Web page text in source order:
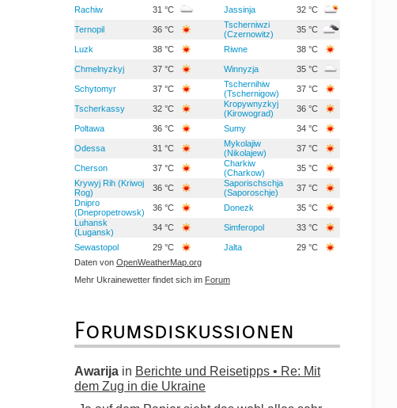
Rachiw 31 °C Jassinja 32 °C
Ternopil 36 °C
Tscherniwzi
(Czernowitz)
35 °C
Luzk 38 °C Riwne 38 °C
Chmelnyzkyj 37 °C Winnyzja 35 °C
Schytomyr 37 °C
Tschernihiw
(Tschernigow)
37 °C
Tscherkassy 32 °C
Kropywnyzkyj
(Kirowograd)
36 °C
Poltawa 36 °C Sumy 34 °C
Odessa 31 °C
Mykolajiw
(Nikolajew)
37 °C
Cherson 37 °C
Charkiw
(Charkow)
35 °C
Krywyj Rih (Kriwoj
Rog)
36 °C
Saporischschja
(Saporoschje)
37 °C
Dnipro
(Dnepropetrowsk)
36 °C Donezk
35 °C
Luhansk
(Lugansk)
34 °C Simferopol 33 °C
Sewastopol 29 °C Jalta
29 °C
Daten von OpenWeatherMap.org
Mehr Ukrainewetter findet sich im Forum
Forumsdiskussionen
Awarija in Berichte und Reisetipps • Re: Mit
dem Zug in die Ukraine